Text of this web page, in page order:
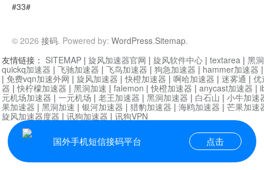
#33#
© 2026 接码. Powered by: WordPress.Sitemap.
国外手机短信接码平台 点击
友情链接： SITEMAP | 旋风加速器官网 | 旋风软件中心 | textarea | 黑
quickq加速器 | 飞驰加速器 | 飞鸟加速器 | 狗急加速器 | hammer加速器
| 免费vqn加速外网 | 旋风加速器 |快橙加速器 | 啊哈加速器 | 迷雾通 | 优
器 |快柠檬加速器 | 黑洞加速 | falemon |快橙加速器 | anycast加速器 |
元机场加速器 | 一元机场 | 老王加速器 | 黑洞加速器 | 白石山 | 小牛加速
果加速器 | 黑洞加速 | 银河加速器 | 猎豹加速器 | 海鸥加速器 | 芒果加速
旋风加速器度器 | 讯狗加速器 | 讯狗VPN